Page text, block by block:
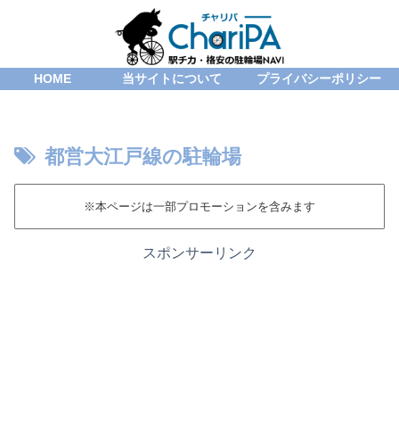
HOME 当サイトについて プライバシーポリシー
都営大江戸線の駐輪場
※本ページは一部プロモーションを含みます
スポンサーリンク